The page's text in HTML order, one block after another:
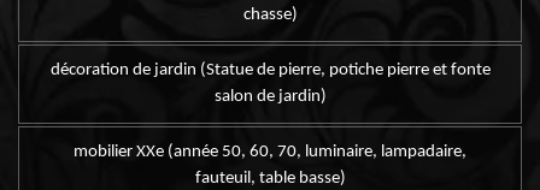
chasse)
décoration de jardin (Statue de pierre, potiche pierre et fonte
salon de jardin)
mobilier XXe (année 50, 60, 70, luminaire, lampadaire,
fauteuil, table basse)